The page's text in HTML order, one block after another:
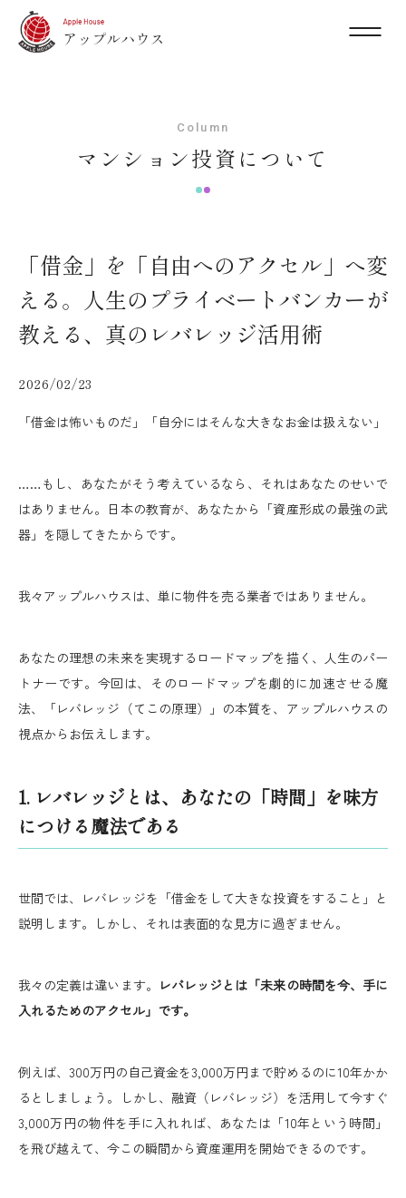
Column
マンション投資について
「借金」を「自由へのアクセル」へ変
える。人生のプライベートバンカーが
教える、真のレバレッジ活用術
2026/02/23
「借金は怖いものだ」「自分にはそんな大きなお金は扱えない」
……もし、あなたがそう考えているなら、それはあなたのせいで
はありません。日本の教育が、あなたから「資産形成の最強の武
器」を隠してきたからです。
我々アップルハウスは、単に物件を売る業者ではありません。
あなたの理想の未来を実現するロードマップを描く、人生のパー
トナーです。今回は、そのロードマップを劇的に加速させる魔
法、「レバレッジ（てこの原理）」の本質を、アップルハウスの
視点からお伝えします。
1. レバレッジとは、あなたの「時間」を味方
につける魔法である
世間では、レバレッジを「借金をして大きな投資をすること」と
説明します。しかし、それは表面的な見方に過ぎません。
我々の定義は違います。 レバレッジとは「未来の時間を今、手に
入れるためのアクセル」です。
例えば、300万円の自己資金を3,000万円まで貯めるのに10年かか
るとしましょう。しかし、融資（レバレッジ）を活用して今すぐ
3,000万円の物件を手に入れれば、あなたは「10年という時間」
を飛び越えて、今この瞬間から資産運用を開始できるのです。